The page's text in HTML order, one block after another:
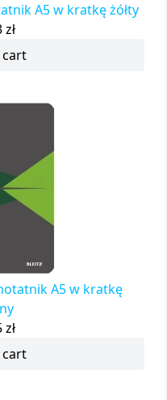
A5 w kratkę żółty
zł
A5 w kratkę
zł